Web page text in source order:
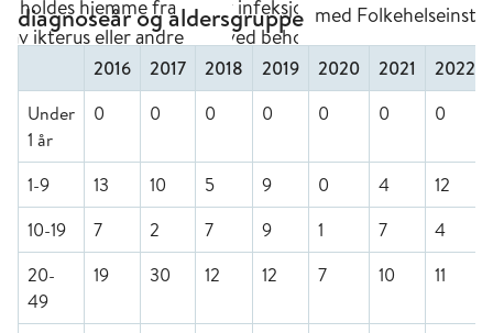
diagnoseår og aldersgruppe
2016 2017 2018 2019 2020 2021
2022
Under
1 år
0 0 0 0 0 0 0
1-9 13 10 5 9 0 4
12
10-19
7 2 7 9 1 7
4
20-
49
19 30 12 12 7 10 11